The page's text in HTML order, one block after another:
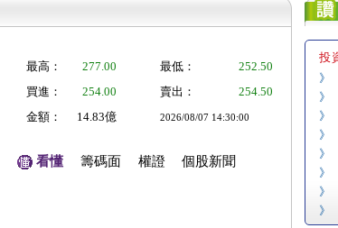
最高： 277.00 最低：
252.50
買進： 254.00 賣出：
254.50
金額： 14.83億 2026/08/07 14:30:00
看懂 籌碼面 權證 個股新聞
投
》
》
》
》
》
》
》
》